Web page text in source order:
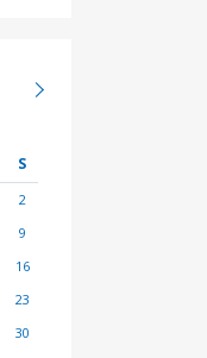
S
2
9
16
23
30